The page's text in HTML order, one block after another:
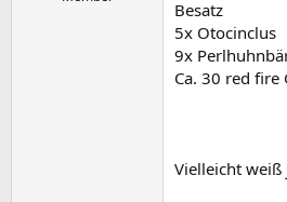
Besatz
5x Otocinclus
9x
Ca. 30 red fire
Vielleicht weiß